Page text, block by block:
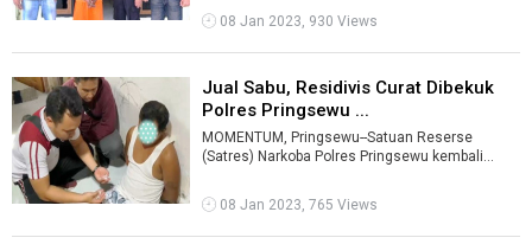
s ...
08 Jan 2023, 930 Views
Jual Sabu, Residivis Curat Dibekuk
Polres Pringsewu ...
MOMENTUM, Pringsewu--Satuan Reserse
(Satres) Narkoba Polres Pringsewu kembali
...
08 Jan 2023, 765 Views